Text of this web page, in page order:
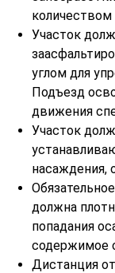
Участок
углом для
Подъезд
движения
Участок
насаждения,
должна
попадания
содержимое
Дистанция